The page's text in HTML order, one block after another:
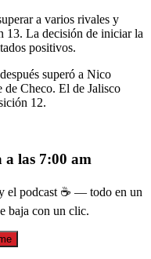
a varios rivales y
13. La decisión de iniciar la
positivos.
superó a Nico
de Checo. El de Jalisco
12.
a las 7:00 am
el podcast ☕ — todo en un
baja con un clic.